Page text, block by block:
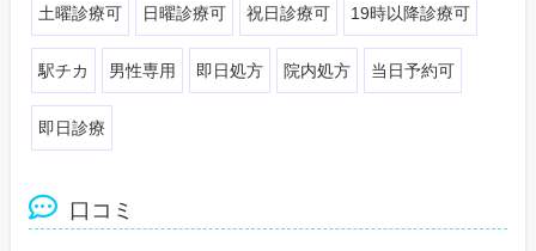
土曜診療可 日曜診療可 祝日診療可 19時以降診療可
駅チカ 男性専用 即日処方 院内処方 当日予約可
即日診療
口コミ